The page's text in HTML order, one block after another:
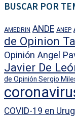
BUSCAR POR
AMEDRIN ANDE ANEP
de Opinion
Opinión Angel
Javier De
de Opinión Sergio
COVID-19 en